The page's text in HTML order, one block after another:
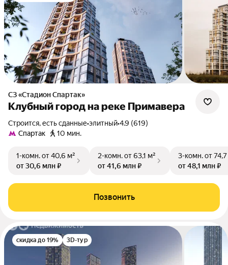
СЗ «Стадион Спартак»
Клубный город на реке Примавера
Строится, есть сданные•элитный•4.9 (619)
Спартак
10 мин.
1-комн.от 40,6 м²
от 30,6 млн ₽
2-комн.от 63,1 м²
от 41,6 млн ₽
3-комн.от
от 48,1 млн ₽
Позвонить
скидка до 19% 3D-тур